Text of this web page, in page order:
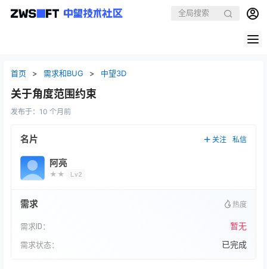
首页 > 需求和BUG > 中望3D
关于角度范围约束
发布于： 10 个月前
名片 关注 私信
阿亮
★★ Lv2
需求 热度
需求ID： 暂无
需求状态： 已完成